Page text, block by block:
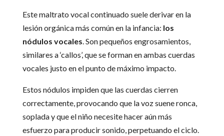
Este maltrato vocal continuado suele derivar en la
lesión orgánica más común en la infancia: los
nódulos vocales . Son pequeños engrosamientos,
similares a ‘callos’, que se forman en ambas cuerdas
vocales justo en el punto de máximo impacto.
Estos nódulos impiden que las cuerdas cierren
correctamente, provocando que la voz suene ronca,
soplada y que el niño necesite hacer aún más
esfuerzo para producir sonido, perpetuando el ciclo.